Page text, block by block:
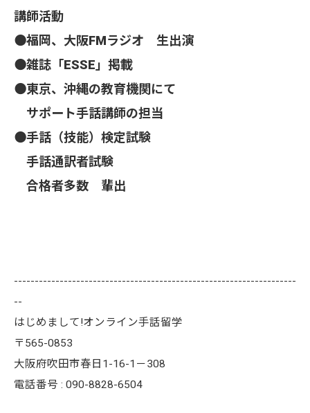
講師活動
⚫️福岡、大阪FMラジオ 生出演
⚫雑誌「ESSE」掲載
⚫️東京、沖縄の教育機関にて
サポート手話講師の担当
⚫️手話（技能）検定試験
手話通訳者試験
合格者多数 輩出
--------------------------------------------------------------------
--
はじめまして!オンライン手話留学
〒565-0853
大阪府吹田市春日1-16-1－308
電話番号 : 090-8828-6504